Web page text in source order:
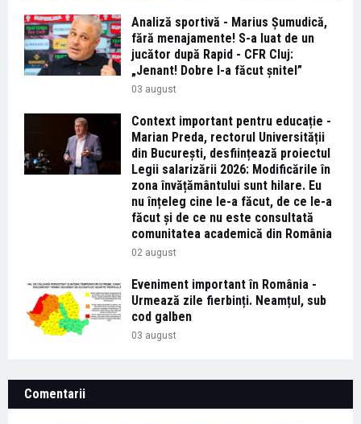
Analiză sportivă - Marius Șumudică,
fără menajamente! S-a luat de un
jucător după Rapid - CFR Cluj:
„Jenant! Dobre l-a făcut șnitel”
03 august
Context important pentru educație -
Marian Preda, rectorul Universității
din București, desființează proiectul
Legii salarizării 2026: Modificările în
zona învățământului sunt hilare. Eu
nu înțeleg cine le-a făcut, de ce le-a
făcut și de ce nu este consultată
comunitatea academică din România
02 august
Eveniment important în România -
Urmează zile fierbinți. Neamțul, sub
cod galben
03 august
Comentarii